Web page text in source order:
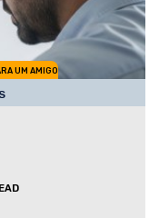
UM AMIGO